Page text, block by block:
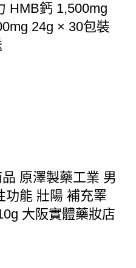
HMB鈣 1,500mg
24g × 30包裝
品 原澤製藥工業 男
功能 壯陽 補充睪
大阪實體藥妝店